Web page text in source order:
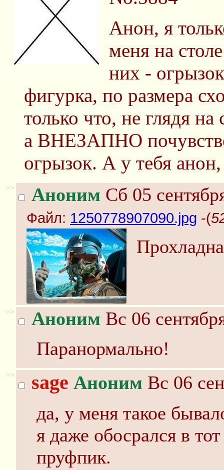
Анон, я
меня на
них -
фигурка, по размера
только что, не глядя на
а ВНЕЗАПНО
огрызок. А у тебя
>> Аноним Сб 05
Файл: 1250778907090.jpg -(
>> Аноним Вс 06
Паранормально!
>> sage Аноним Вс 06
да, у меня такое
я даже обосрался в
пруфпик.